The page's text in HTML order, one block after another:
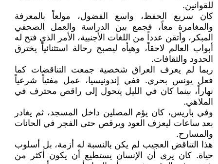
للقوانين.
كان سريع الحفظ، واسع الفضول، مولعاً بالمعرفة
والمغامرة معاً، فجمع بين الدراسة والعمل الصحفي
المبكر، وأتقن عدداً من اللغات الأجنبية، الأمر الذي فتح له
أبواب العالم لاحقاً، وهيأه ليصبح رحالة استثنائياً يخترق
الحدود والثقافات.
ربما لم يعرف العراق شخصية جمعت التناقضات كما
فعل يونس بحري. ففي إندونيسيا، عمل مفتياً شرعياً
نهاراً، بينما كان في الليل يتحول إلى راقص محترف في
الملاهي.
وفي باريس، كان يؤم المصلين داخل المسجد، ثم يغادر
بعد ساعات ليعزف العود ويرقص حتى الفجر في الحانات
والمسارح.
هذا التناقض العجيب لم يكن بالنسبة له أزمة، بل أسلوب
حياة. كان يرى أن الإنسان يستطيع أن يكون أكثر من